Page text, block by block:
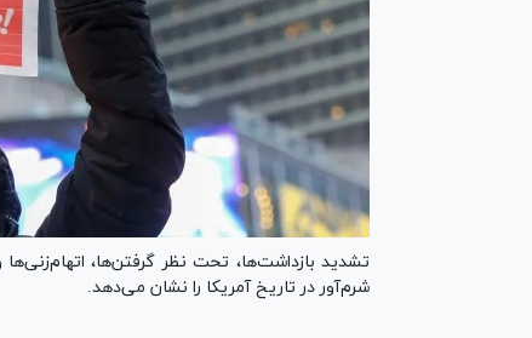
تشدید بازداشت‌ها، تحت نظر گرفتن‌ها،
شرم‌آور در تاریخ آمریکا را نشان می‌دهد.